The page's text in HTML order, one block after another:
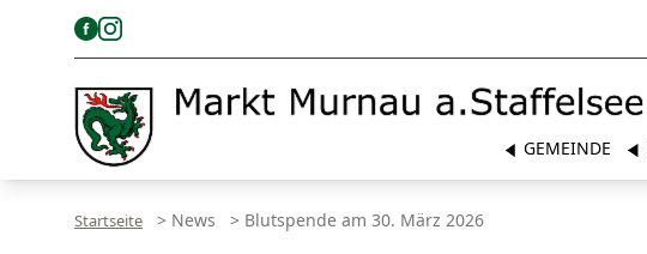
GEMEINDE
Startseite > News > Blutspende am 30. März 2026